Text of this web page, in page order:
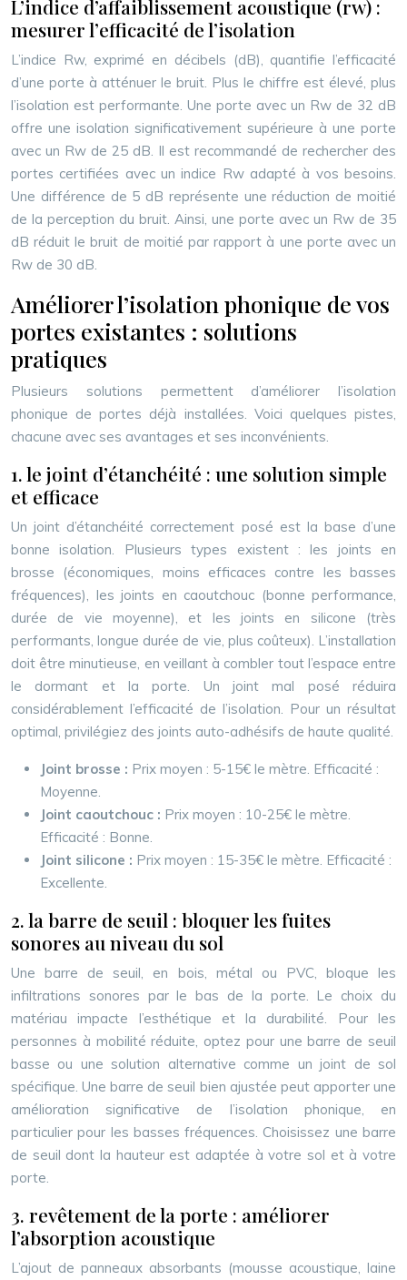
L’indice d’affaiblissement acoustique (rw) :
mesurer l’efficacité de l’isolation
L’indice Rw, exprimé en décibels (dB), quantifie l’efficacité
d’une porte à atténuer le bruit. Plus le chiffre est élevé, plus
l’isolation est performante. Une porte avec un Rw de 32 dB
offre une isolation significativement supérieure à une porte
avec un Rw de 25 dB. Il est recommandé de rechercher des
portes certifiées avec un indice Rw adapté à vos besoins.
Une différence de 5 dB représente une réduction de moitié
de la perception du bruit. Ainsi, une porte avec un Rw de 35
dB réduit le bruit de moitié par rapport à une porte avec un
Rw de 30 dB.
Améliorer l’isolation phonique de vos
portes existantes : solutions
pratiques
Plusieurs solutions permettent d’améliorer l’isolation
phonique de portes déjà installées. Voici quelques pistes,
chacune avec ses avantages et ses inconvénients.
1. le joint d’étanchéité : une solution simple
et efficace
Un joint d’étanchéité correctement posé est la base d’une
bonne isolation. Plusieurs types existent : les joints en
brosse (économiques, moins efficaces contre les basses
fréquences), les joints en caoutchouc (bonne performance,
durée de vie moyenne), et les joints en silicone (très
performants, longue durée de vie, plus coûteux). L’installation
doit être minutieuse, en veillant à combler tout l’espace entre
le dormant et la porte. Un joint mal posé réduira
considérablement l’efficacité de l’isolation. Pour un résultat
optimal, privilégiez des joints auto-adhésifs de haute qualité.
Joint brosse : Prix moyen : 5-15€ le mètre. Efficacité :
Moyenne.
Joint caoutchouc : Prix moyen : 10-25€ le mètre.
Efficacité : Bonne.
Joint silicone : Prix moyen : 15-35€ le mètre. Efficacité :
Excellente.
2. la barre de seuil : bloquer les fuites
sonores au niveau du sol
Une barre de seuil, en bois, métal ou PVC, bloque les
infiltrations sonores par le bas de la porte. Le choix du
matériau impacte l’esthétique et la durabilité. Pour les
personnes à mobilité réduite, optez pour une barre de seuil
basse ou une solution alternative comme un joint de sol
spécifique. Une barre de seuil bien ajustée peut apporter une
amélioration significative de l’isolation phonique, en
particulier pour les basses fréquences. Choisissez une barre
de seuil dont la hauteur est adaptée à votre sol et à votre
porte.
3. revêtement de la porte : améliorer
l’absorption acoustique
L’ajout de panneaux absorbants (mousse acoustique, laine